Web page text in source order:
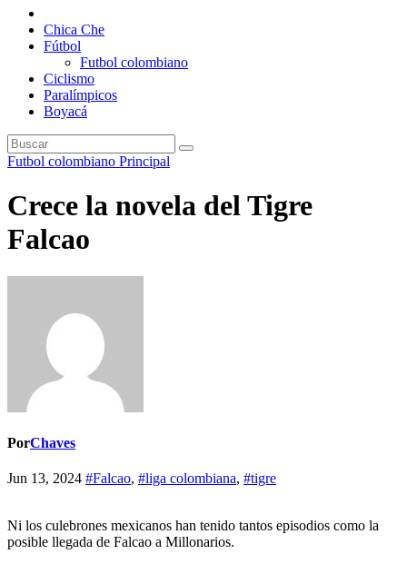
Chica Che
Fútbol
Futbol colombiano
Ciclismo
Paralímpicos
Boyacá
Futbol colombiano Principal
Crece la novela del Tigre
Falcao
PorChaves
Jun 13, 2024 #Falcao, #liga colombiana, #tigre
Ni los culebrones mexicanos han tenido tantos episodios como la
posible llegada de Falcao a Millonarios.